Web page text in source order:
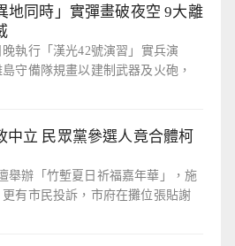
地同時」實彈畫破夜空 9大離
執行「漢光42號演習」實兵演
守備隊規畫以建制武器及火砲，
中立 民眾黨參選人竟合體柯
舉辦「竹塹夏日祈福嘉年華」，施
有市民投訴，市府在攤位張貼謝